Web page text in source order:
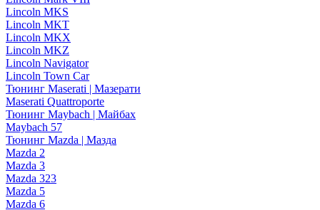
Lincoln MKS
Lincoln MKT
Lincoln MKX
Lincoln MKZ
Lincoln Navigator
Lincoln Town Car
Тюнинг Maserati | Мазерати
Maserati Quattroporte
Тюнинг Maybach | Майбах
Maybach 57
Тюнинг Mazda | Мазда
Mazda 2
Mazda 3
Mazda 323
Mazda 5
Mazda 6